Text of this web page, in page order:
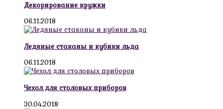
Декорирование кружки
06.11.2018
Ледяные стаканы и кубики льда
06.11.2018
Чехол для столовых приборов
30.04.2018